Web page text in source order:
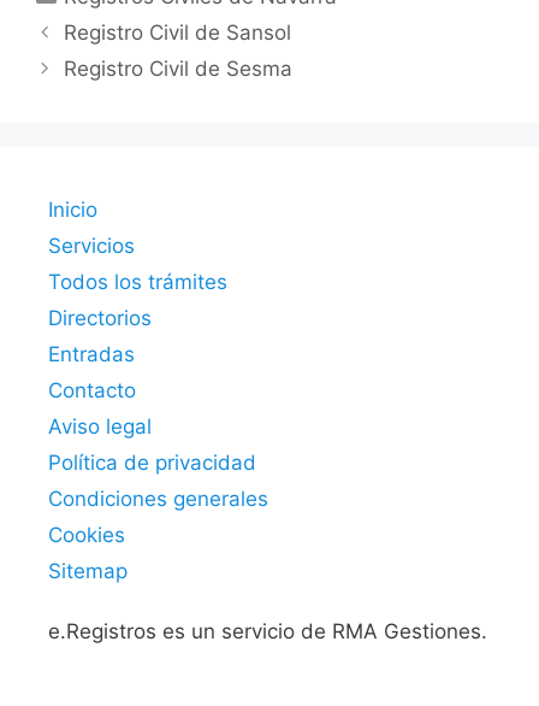
Registro Civil de Sansol
Registro Civil de Sesma
Inicio
Servicios
Todos los trámites
Directorios
Entradas
Contacto
Aviso legal
Política de privacidad
Condiciones generales
Cookies
Sitemap
e.Registros es un servicio de RMA Gestiones.